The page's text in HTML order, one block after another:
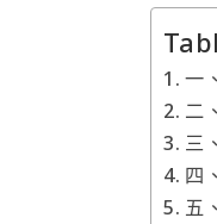
一
二
三
四
五